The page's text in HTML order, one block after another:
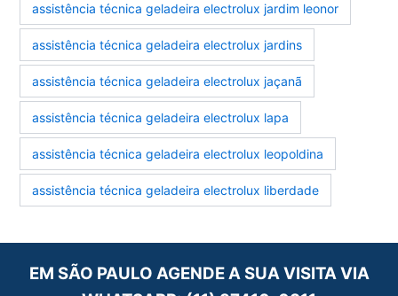
assistência técnica geladeira electrolux jardim leonor
assistência técnica geladeira electrolux jardins
assistência técnica geladeira electrolux jaçanã
assistência técnica geladeira electrolux lapa
assistência técnica geladeira electrolux leopoldina
assistência técnica geladeira electrolux liberdade
EM SÃO PAULO AGENDE A SUA VISITA VIA